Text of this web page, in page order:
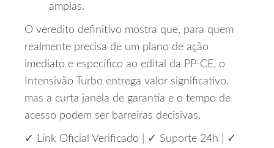
amplas.
O veredito definitivo mostra que, para quem
realmente precisa de um plano de ação
imediato e específico ao edital da PP‑CE, o
Intensivão Turbo entrega valor significativo,
mas a curta janela de garantia e o tempo de
acesso podem ser barreiras decisivas.
✓ Link Oficial Verificado ✓ Suporte 24h
✓